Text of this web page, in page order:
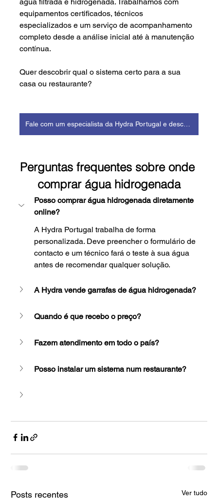
equipamentos certificados, técnicos
especializados e um serviço de acompanhamento
completo desde a análise inicial até à manutenção
contínua.
Quer descobrir qual o sistema certo para a sua
casa ou restaurante?
Perguntas frequentes sobre onde
comprar água hidrogenada
Posso comprar água hidrogenada diretamente
online?
A Hydra Portugal trabalha de forma
personalizada. Deve preencher o formulário de
contacto e um técnico fará o teste à sua água
antes de recomendar qualquer solução.
A Hydra vende garrafas de água hidrogenada?
Quando é que recebo o preço?
Fazem atendimento em todo o país?
Posso instalar um sistema num restaurante?
Posts recentes Ver tudo